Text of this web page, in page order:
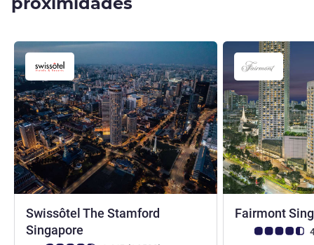
Swissôtel The Stamford
Singapore
Fairmont
Nota clientes